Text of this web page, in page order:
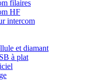
filaires
HF
intercom
et diamant
à plat